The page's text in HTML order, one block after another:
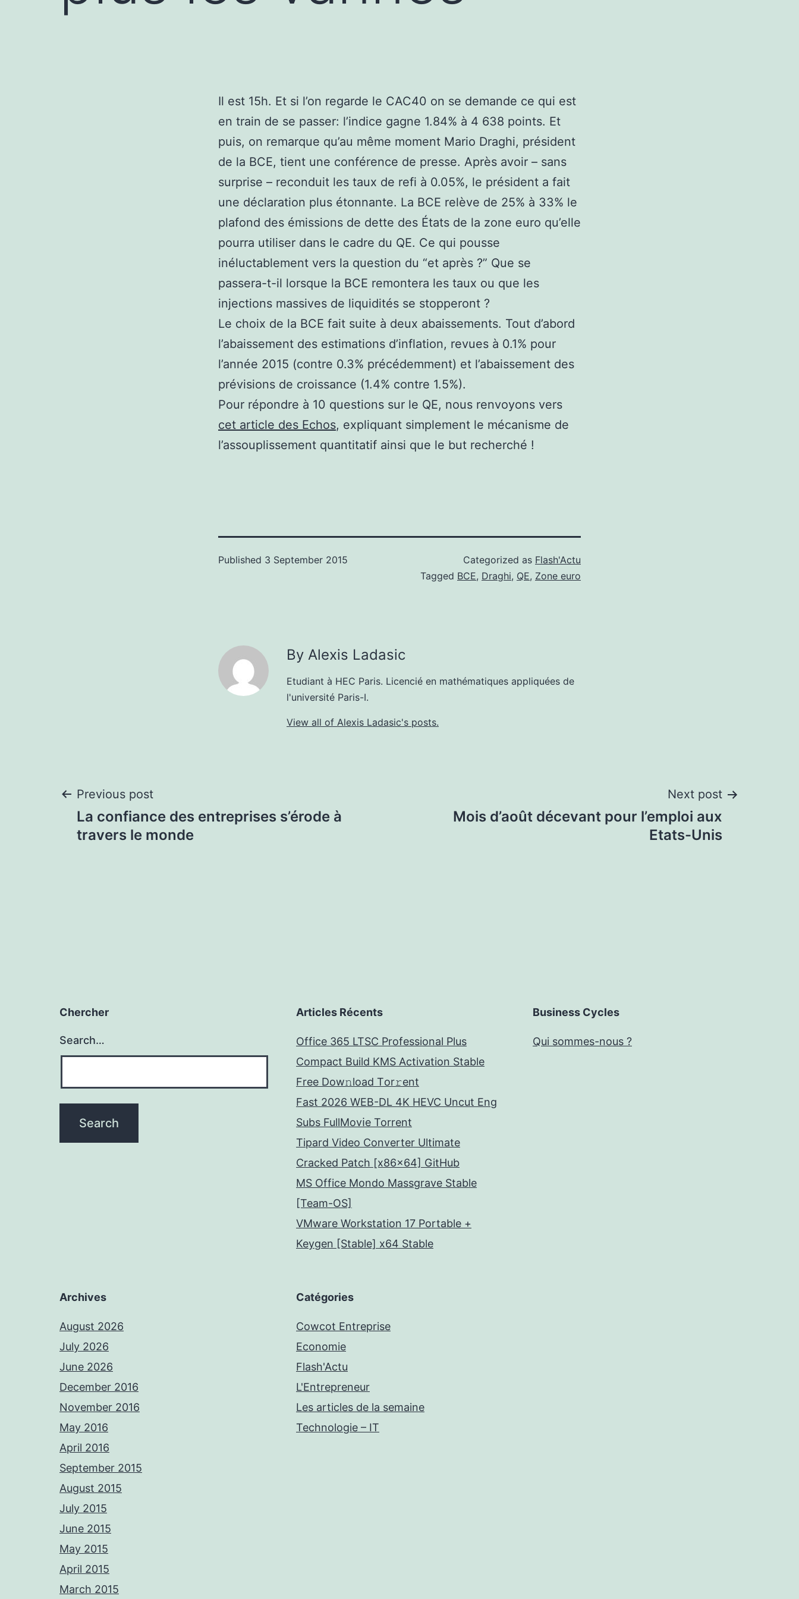
Il est 15h. Et si l’on regarde le CAC40 on se demande ce qui est
en train de se passer: l’indice gagne 1.84% à 4 638 points. Et
puis, on remarque qu’au même moment Mario Draghi, président
de la BCE, tient une conférence de presse. Après avoir – sans
surprise – reconduit les taux de refi à 0.05%, le président a fait
une déclaration plus étonnante. La BCE relève de 25% à 33% le
plafond des émissions de dette des États de la zone euro qu’elle
pourra utiliser dans le cadre du QE. Ce qui pousse
inéluctablement vers la question du “et après ?” Que se
passera-t-il lorsque la BCE remontera les taux ou que les
injections massives de liquidités se stopperont ?
Le choix de la BCE fait suite à deux abaissements. Tout d’abord
l’abaissement des estimations d’inflation, revues à 0.1% pour
l’année 2015 (contre 0.3% précédemment) et l’abaissement des
prévisions de croissance (1.4% contre 1.5%).
Pour répondre à 10 questions sur le QE, nous renvoyons vers
cet article des Echos, expliquant simplement le mécanisme de
l’assouplissement quantitatif ainsi que le but recherché !
Published 3 September 2015 Categorized as Flash'Actu
Tagged BCE, Draghi, QE, Zone euro
By Alexis Ladasic
Etudiant à HEC Paris. Licencié en mathématiques appliquées de
l'université Paris-I.
View all of Alexis Ladasic's posts.
Post
navigation
Previous post
La confiance des entreprises s’érode à
travers le monde
Next post
Mois d’août décevant pour l’emploi aux
Etats-Unis
Chercher
Search…
Articles Récents
Office 365 LTSC Professional Plus
Compact Build KMS Activation Stable
Frее Dow𝚗load Tоr𝚛ent
Fast 2026 WEB-DL 4K HEVC Uncut Eng
Subs FullMov𝗂e Torrent
Tipard Video Converter Ultimate
Cracked Patch [x86x64] GitHub
MS Office Mondo Massgrave Stable
[Team-OS]
VMware Workstation 17 Portable +
Keygen [Stable] x64 Stable
Business Cycles
Qui sommes-nous ?
Archives
August 2026
July 2026
June 2026
December 2016
November 2016
May 2016
April 2016
September 2015
August 2015
July 2015
June 2015
May 2015
April 2015
March 2015
Catégories
Cowcot Entreprise
Economie
Flash'Actu
L'Entrepreneur
Les articles de la semaine
Technologie – IT